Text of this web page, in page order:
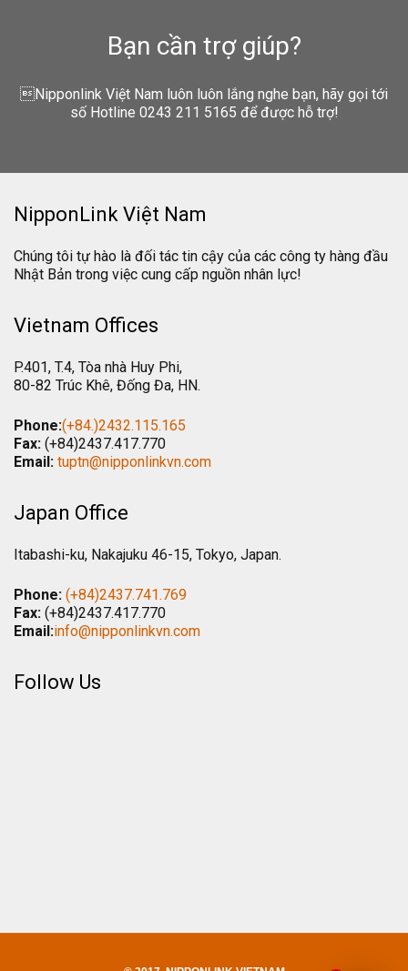
Bạn cần trợ giúp?
Nipponlink Việt Nam luôn luôn lắng nghe bạn, hãy gọi tới
số Hotline 0243 211 5165 để được hỗ trợ!
NipponLink Việt Nam
Chúng tôi tự hào là đối tác tin cậy của các công ty hàng đầu
Nhật Bản trong việc cung cấp nguồn nhân lực!
Vietnam Offices
P.401, T.4, Tòa nhà Huy Phi,
80-82 Trúc Khê, Đống Đa, HN.
Phone:(+84.)2432.115.165
Fax: (+84)2437.417.770
Email: tuptn@nipponlinkvn.com
Japan Office
Itabashi-ku, Nakajuku 46-15, Tokyo, Japan.
Phone: (+84)2437.741.769
Fax: (+84)2437.417.770
Email:info@nipponlinkvn.com
Follow Us